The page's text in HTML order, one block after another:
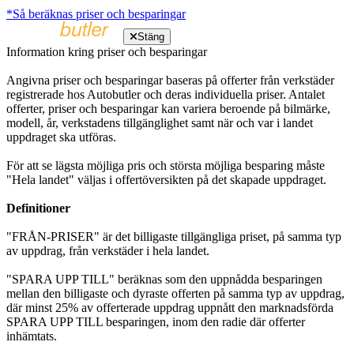
*Så beräknas priser och besparingar
Stäng
Information kring priser och besparingar
Angivna priser och besparingar baseras på offerter från verkstäder
registrerade hos Autobutler och deras individuella priser. Antalet
offerter, priser och besparingar kan variera beroende på bilmärke,
modell, år, verkstadens tillgänglighet samt när och var i landet
uppdraget ska utföras.
För att se lägsta möjliga pris och största möjliga besparing måste
"Hela landet" väljas i offertöversikten på det skapade uppdraget.
Definitioner
"FRÅN-PRISER" är det billigaste tillgängliga priset, på samma typ
av uppdrag, från verkstäder i hela landet.
"SPARA UPP TILL" beräknas som den uppnådda besparingen
mellan den billigaste och dyraste offerten på samma typ av uppdrag,
där minst 25% av offerterade uppdrag uppnått den marknadsförda
SPARA UPP TILL besparingen, inom den radie där offerter
inhämtats.